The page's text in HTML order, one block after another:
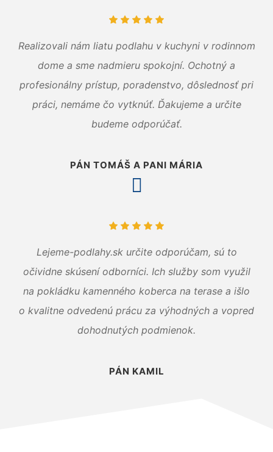
Realizovali nám liatu podlahu v kuchyni v rodinnom
dome a sme nadmieru spokojní. Ochotný a
profesionálny prístup, poradenstvo, dôslednosť pri
práci, nemáme čo vytknúť. Ďakujeme a určite
budeme odporúčať.
PÁN TOMÁŠ A PANI MÁRIA
Lejeme-podlahy.sk určite odporúčam, sú to
očividne skúsení odborníci. Ich služby som využil
na pokládku kamenného koberca na terase a išlo
o kvalitne odvedenú prácu za výhodných a vopred
dohodnutých podmienok.
PÁN KAMIL